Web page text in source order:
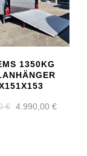
1350KG
€ 4.990,00 €